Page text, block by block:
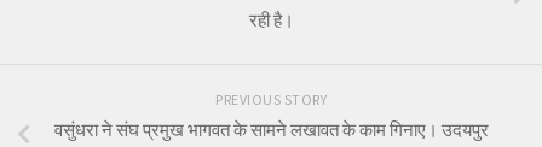
रही है।
PREVIOUS STORY
वसुंधरा ने संघ प्रमुख भागवत के सामने लखावत के काम गिनाए। उदयपुर